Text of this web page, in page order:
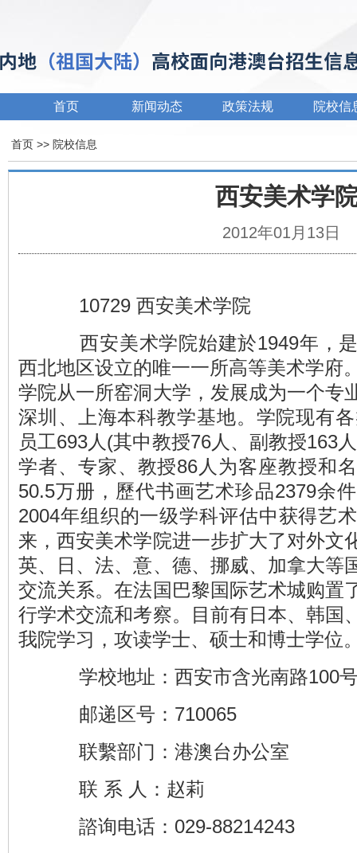
首页 新闻动态 政策法规 院校信
首页 >> 院校信息
西安美术学
2012年01月13日
10729 西安美术学院
西安美术学院始建於1949年，是
西北地区设立的唯一一所高等美术学府
学院从一所窑洞大学，发展成为一个专
深圳、上海本科教学基地。学院现有
员工693人(其中教授76人、副教授163
学者、专家、教授86人为客座教授和
50.5万册，歷代书画艺术珍品2379余
2004年组织的一级学科评估中获得艺
来，西安美术学院进一步扩大了对外文
英、日、法、意、德、挪威、加拿大等
交流关系。在法国巴黎国际艺术城购置
行学术交流和考察。目前有日本、韩国
我院学习，攻读学士、硕士和博士学位
学校地址：西安市含光南路100
邮递区号：710065
联繫部门：港澳台办公室
联 系 人：赵莉
諮询电话：029-88214243